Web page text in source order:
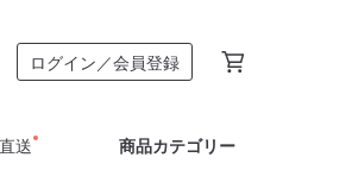
ログイン／会員登録
送 商品カテゴリー